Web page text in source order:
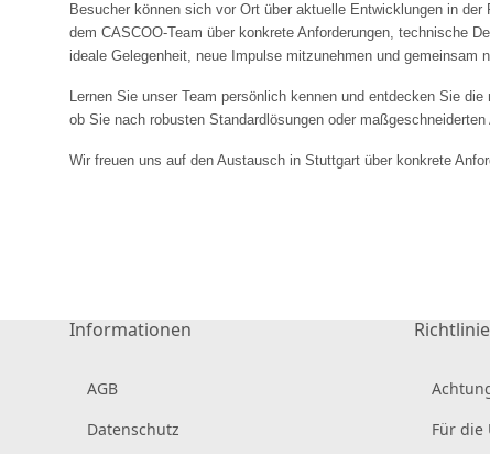
Besucher können sich vor Ort über aktuelle Entwicklungen in
dem CASCOO-Team über konkrete Anforderungen, technische
ideale Gelegenheit, neue Impulse mitzunehmen und gemeinsam
Lernen Sie unser Team persönlich kennen und entdecken Sie
ob Sie nach robusten Standardlösungen oder maßgeschneiderten
Wir freuen uns auf den Austausch in Stuttgart über konkrete
Informationen
AGB
Datenschutz
Für die